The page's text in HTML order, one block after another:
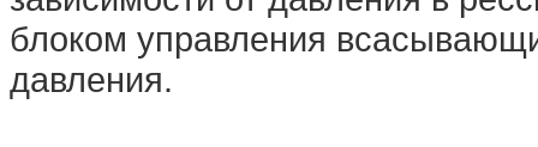
блоком управления
давления.